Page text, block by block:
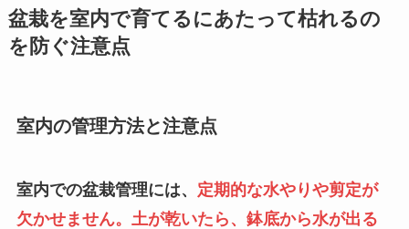
盆栽を室内で育てるにあたって枯れるの
を防ぐ注意点
室内の管理方法と注意点
室内での盆栽管理には、 定期的な水やりや剪定が
欠かせません。土が乾いたら、鉢底から水が出る